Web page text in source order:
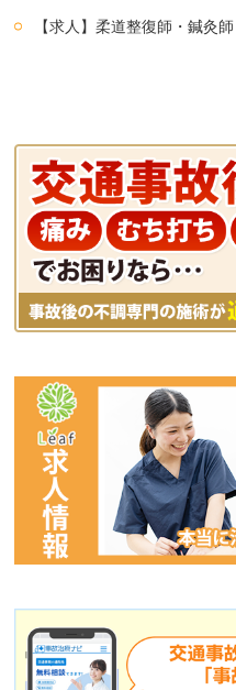
【求人】柔道整復師・鍼灸師